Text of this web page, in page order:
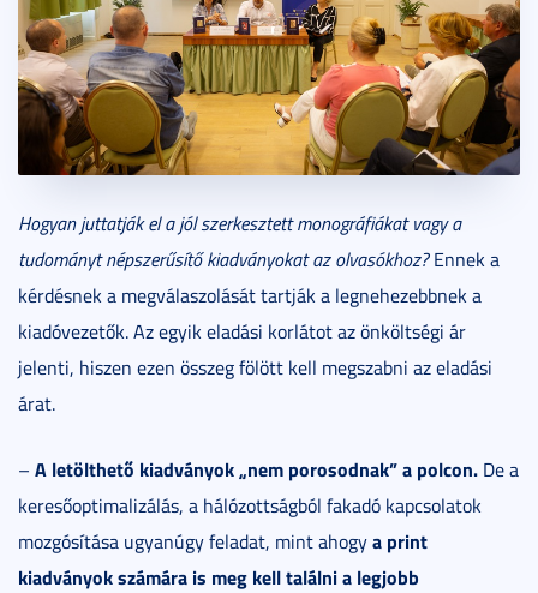
Hogyan juttatják el a jól szerkesztett monográfiákat vagy a
tudományt népszerűsítő kiadványokat az olvasókhoz?Ennek a
kérdésnek a megválaszolását tartják a legnehezebbnek a
kiadóvezetők. Az egyik eladási korlátot az önköltségi ár
jelenti, hiszen ezen összeg fölött kell megszabni az eladási
árat.
– A letölthető kiadványok „nem porosodnak”a polcon. De a
keresőoptimalizálás, a hálózottságból fakadó kapcsolatok
mozgósítása ugyanúgy feladat, mint ahogya print
kiadványok számára is meg kell találni a legjobb